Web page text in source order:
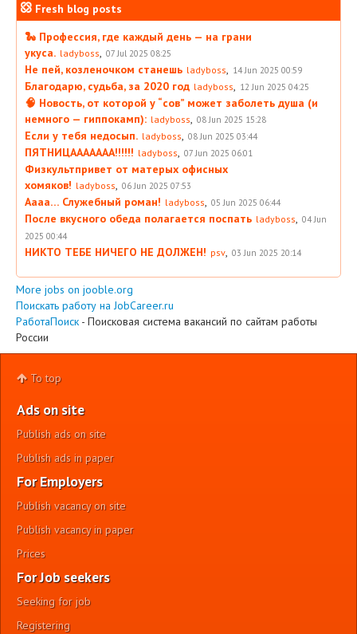
Fresh blog posts
🐍 Профессия, где каждый день — на грани
укуса. ladyboss 07 Jul 2025 08:25
Не пей, козленочком станешь ladyboss 14 Jun 2025 00:59
Благодарю, судьба, за 2020 год ladyboss 12 Jun 2025 04:25
🧠 Новость, от которой у “сов” может заболеть душа (и
немного — гиппокамп): ladyboss 08 Jun 2025 15:28
Если у тебя недосып. ladyboss 08 Jun 2025 03:44
ПЯТНИЦААААААА!!!!!! ladyboss 07 Jun 2025 06:01
Физкультпривет от матерых офисных
хомяков! ladyboss 06 Jun 2025 07:53
Аааа… Служебный роман! ladyboss 05 Jun 2025 06:44
После вкусного обеда полагается поспать ladyboss
04 Jun
2025 00:44
НИКТО ТЕБЕ НИЧЕГО НЕ ДОЛЖЕН! psv 03 Jun 2025 20:14
More jobs on jooble.org
Поискать работу на JobCareer.ru
РаботаПоиск - Поисковая система вакансий по сайтам работы
России
To top
Ads on site
Publish ads on site
Publish ads in paper
For Employers
Publish vacancy on site
Publish vacancy in paper
Prices
For Job seekers
Seeking for job
Registering